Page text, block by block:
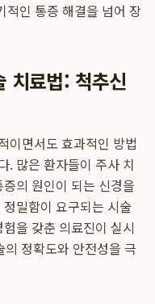
적인 통증 해결을 넘어 장
치료법: 척추신
이면서도 효과적인 방법
. 많은 환자들이 주사 치
의 원인이 되는 신경을
밀함이 요구되는 시술
을 갖춘 의료진이 실시
정확도와 안전성을 극